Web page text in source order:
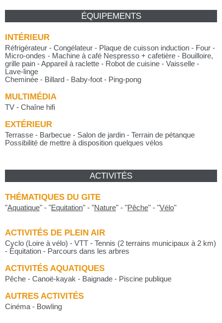
ÉQUIPEMENTS
INTÉRIEUR
Réfrigérateur - Congélateur - Plaque de cuisson induction - Four -
Micro-ondes - Machine à café Nespresso + cafetière - Bouilloire,
grille pain - Appareil à raclette - Robot de cuisine - Vaisselle -
Lave-linge
Cheminée - Billard - Baby-foot - Ping-pong
MULTIMÉDIA
TV - Chaîne hifi
EXTÉRIEUR
Terrasse - Barbecue - Salon de jardin - Terrain de pétanque
Possibilité de mettre à disposition quelques vélos
ACTIVITÉS
THÉMATIQUES DU GITE
"Aquatique" - "Equitation" - "Nature" - "Pêche" - "Vélo"
ACTIVITÉS DE PLEIN AIR
Cyclo (Loire à vélo) - VTT - Tennis (2 terrains municipaux à 2 km)
- Équitation - Parcours dans les arbres
ACTIVITÉS AQUATIQUES
Pêche - Canoë-kayak - Baignade - Piscine publique
AUTRES ACTIVITÉS
Cinéma - Bowling